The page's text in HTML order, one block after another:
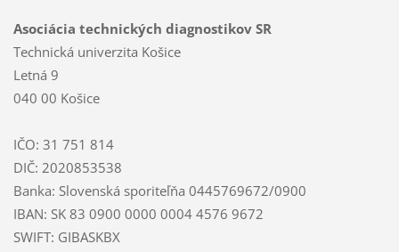
Asociácia technických diagnostikov SR
Technická univerzita Košice
Letná 9
040 00 Košice
IČO: 31 751 814
DIČ: 2020853538
Banka: Slovenská sporiteľňa 0445769672/0900
IBAN: SK 83 0900 0000 0004 4576 9672
SWIFT: GIBASKBX